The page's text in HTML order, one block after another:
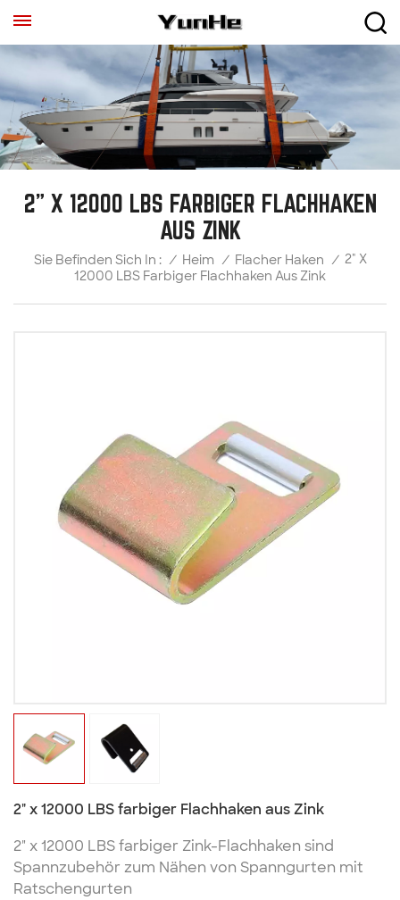
2" X 12000 LBS FARBIGER FLACHHAKEN
AUS ZINK
Sie Befinden Sich In : / Heim / Flacher Haken / 2" X
12000 LBS Farbiger Flachhaken Aus Zink
2" x 12000 LBS farbiger Flachhaken aus Zink
2" x 12000 LBS farbiger Zink-Flachhaken sind
Spannzubehör zum Nähen von Spanngurten mit
Ratschengurten